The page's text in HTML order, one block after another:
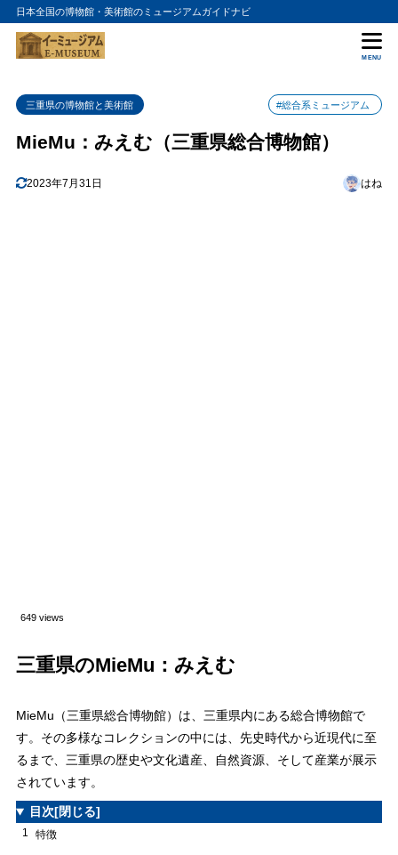
日本全国の博物館・美術館のミュージアムガイドナビ
MENU
三重県の博物館と美術館 #総合系ミュージアム
MieMu：みえむ（三重県総合博物館）
2023年7月31日 はね
649 views
三重県のMieMu：みえむ
MieMu（三重県総合博物館）は、三重県内にある総合博物館で
す。その多様なコレクションの中には、先史時代から近現代に至
るまで、三重県の歴史や文化遺産、自然資源、そして産業が展示
されています。
目次[閉じる]
1 特徴
目次
1 特徴
1. 建物のデザイン
2.2 2. イベントの開催